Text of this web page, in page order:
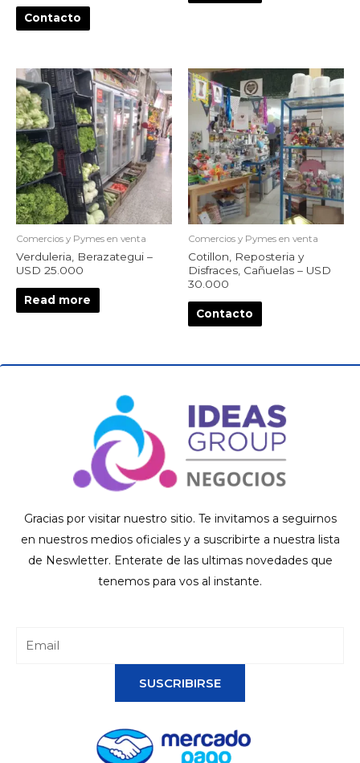
Contacto
Comercios y Pymes en venta
Verduleria, Berazategui –
USD 25.000
Read more
Comercios y Pymes en venta
Cotillon, Reposteria y
Disfraces, Cañuelas – USD
30.000
Contacto
Gracias por visitar nuestro sitio. Te invitamos a seguirnos
en nuestros medios oficiales y a suscribirte a nuestra lista
de Neswletter. Enterate de las ultimas novedades que
tenemos para vos al instante.
SUSCRIBIRSE